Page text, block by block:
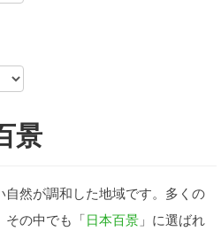
景
然が調和した地域です。多くの
その中でも「日本百景 」に選ばれ